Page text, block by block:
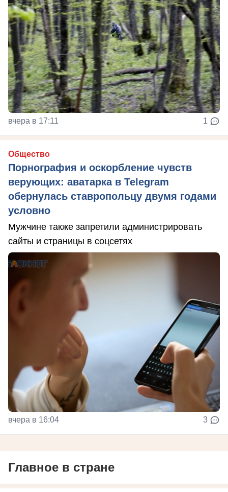
вчера в 17:11 1
Общество
Порнография и оскорбление чувств
верующих: аватарка в Telegram
обернулась ставропольцу двумя годами
условно
Мужчине также запретили администрировать
сайты и страницы в соцсетях
вчера в 16:04 3
Главное в стране